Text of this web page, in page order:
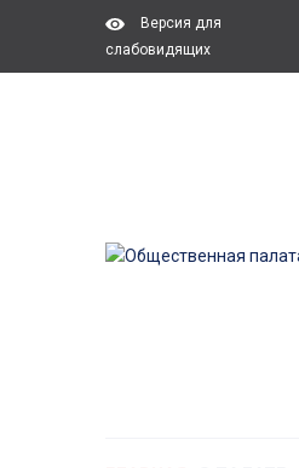
Версия для
слабовидящих